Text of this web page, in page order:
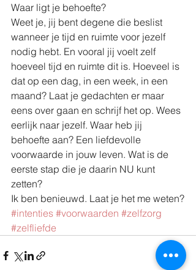
Waar ligt je behoefte?
Weet je, jij bent degene die beslist
wanneer je tijd en ruimte voor jezelf
nodig hebt. En vooral jij voelt zelf
hoeveel tijd en ruimte dit is. Hoeveel is
dat op een dag, in een week, in een
maand? Laat je gedachten er maar
eens over gaan en schrijf het op. Wees
eerlijk naar jezelf. Waar heb jij
behoefte aan? Een liefdevolle
voorwaarde in jouw leven. Wat is de
eerste stap die je daarin NU kunt
zetten?
Ik ben benieuwd. Laat je het me weten?
#intenties #voorwaarden #zelfzorg
#zelfliefde